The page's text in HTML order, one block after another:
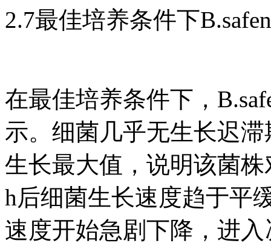
2.7最佳培养条件下
在最佳培养条件下，
示。细菌几乎无生长迟
生长最大值，说明该菌
h后细菌生长速度趋于平
速度开始急剧下降，进